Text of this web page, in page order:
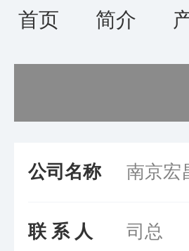
首页 简介
公司名称 南京宏
联 系 人 司总